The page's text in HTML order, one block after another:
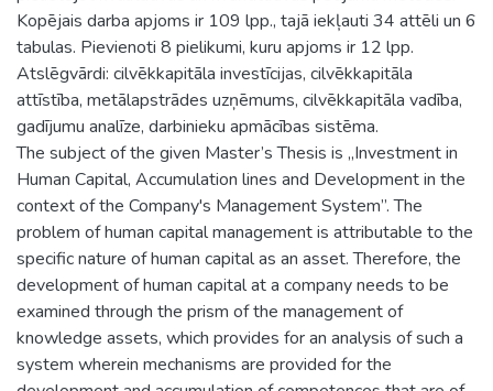
Kopējais darba apjoms ir 109 lpp., tajā iekļauti 34 attēli un 6
tabulas. Pievienoti 8 pielikumi, kuru apjoms ir 12 lpp.
Atslēgvārdi: cilvēkkapitāla investīcijas, cilvēkkapitāla
attīstība, metālapstrādes uzņēmums, cilvēkkapitāla vadība,
gadījumu analīze, darbinieku apmācības sistēma.
The subject of the given Master’s Thesis is „Investment in
Human Capital, Accumulation lines and Development in the
context of the Company's Management System”. The
problem of human capital management is attributable to the
specific nature of human capital as an asset. Therefore, the
development of human capital at a company needs to be
examined through the prism of the management of
knowledge assets, which provides for an analysis of such a
system wherein mechanisms are provided for the